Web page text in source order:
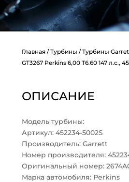
Главная/Турбины /Турбины
GT3267 Perkins 6,00 T6.60 147 л.с.,
ОПИСАНИЕ
Модель турбины:
Артикул: 452234-5002S
Производитель: Garrett
Номер производителя:
Оригинальный номер:
Марка автомобиля: Perkins